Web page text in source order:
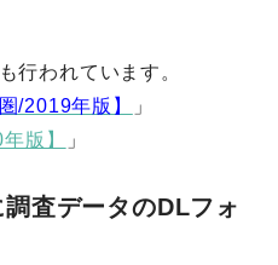
行われています。
/2019年版】
」
版】 」
査データのDLフォ